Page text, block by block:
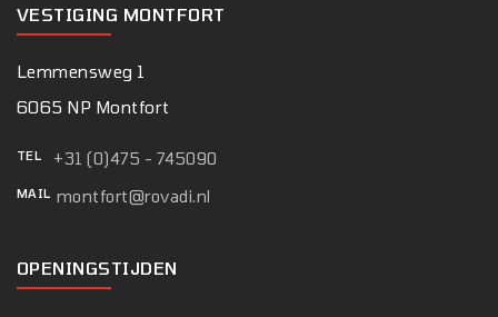
VESTIGING MONTFORT
Lemmensweg 1
6065 NP Montfort
TEL +31 (0)475 - 745090
MAIL montfort@rovadi.nl
OPENINGSTIJDEN